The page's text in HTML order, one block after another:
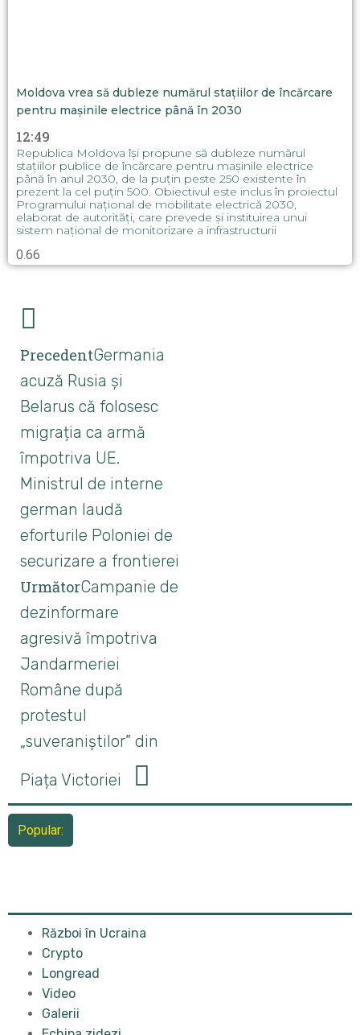
Moldova vrea să dubleze numărul stațiilor de încărcare
pentru mașinile electrice până în 2030
12:49
Republica Moldova își propune să dubleze numărul
stațiilor publice de încărcare pentru mașinile electrice
până în anul 2030, de la puțin peste 250 existente în
prezent la cel puțin 500. Obiectivul este inclus în proiectul
Programului național de mobilitate electrică 2030,
elaborat de autorități, care prevede și instituirea unui
sistem național de monitorizare a infrastructurii
PrecedentGermania
acuză Rusia și
Belarus că folosesc
migrația ca armă
împotriva UE.
Ministrul de interne
german laudă
eforturile Poloniei de
securizare a frontierei
UrmătorCampanie de
dezinformare
agresivă împotriva
Jandarmeriei
Române după
protestul
„suveraniștilor” din
Piața Victoriei
Popular:
Război în Ucraina
Crypto
Longread
Video
Galerii